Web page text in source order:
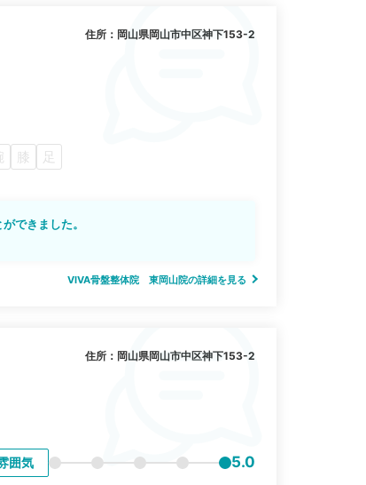
住所：岡山県岡山市中区神下153-2
膝 足
できました。
VIVA骨盤整体院 東岡山院の詳細を見る
住所：岡山県岡山市中区神下153-2
囲気 5.0